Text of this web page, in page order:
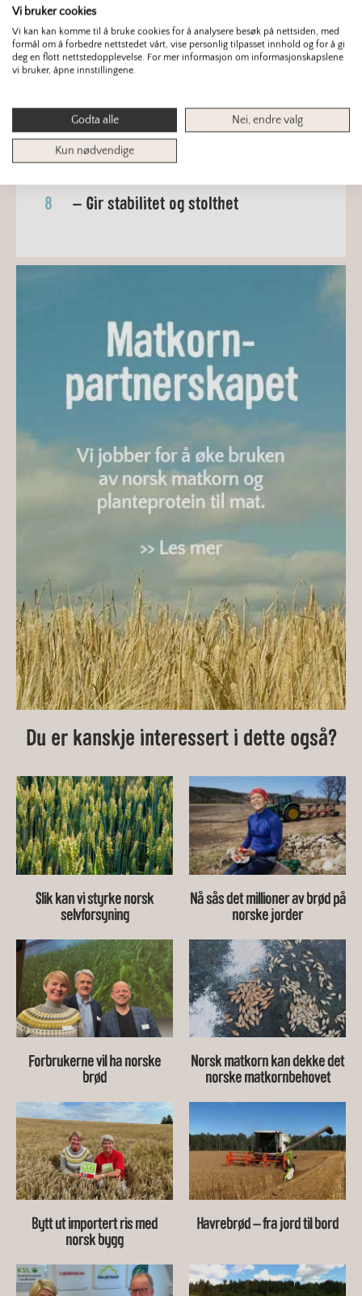
4 Et brød, tusen år
5 Mer norsk på tallerkenen
beredskap
7 Fra korn til norsk kvalitetsmel
8 – Gir stabilitet og stolthet
Du er kanskje interessert i dette også?
Slik kan vi styrke norsk
selvforsyning
Nå sås det millioner av brød på
norske jorder
Forbrukerne vil ha norske
brød
Norsk matkorn kan dekke det
norske matkornbehovet
Bytt ut importert ris med
norsk bygg
Havrebrød – fra jord til bord
Vi bruker cookies
Vi kan kan komme til å bruke cookies for å analysere besøk på nettsiden, med
formål om å forbedre nettstedet vårt, vise personlig tilpasset innhold og for å gi
deg en flott nettstedopplevelse. For mer informasjon om informasjonskapslene
vi bruker, åpne innstillingene.
Godta alle Nei, endre valg
Kun nødvendige